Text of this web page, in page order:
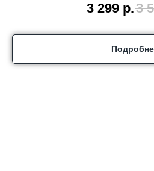
3 299 р.3